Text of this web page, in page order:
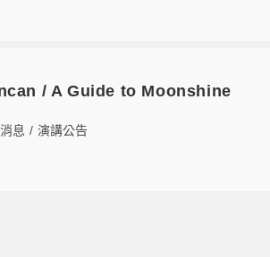
/ A Guide to Moonshine
息 / 演講公告